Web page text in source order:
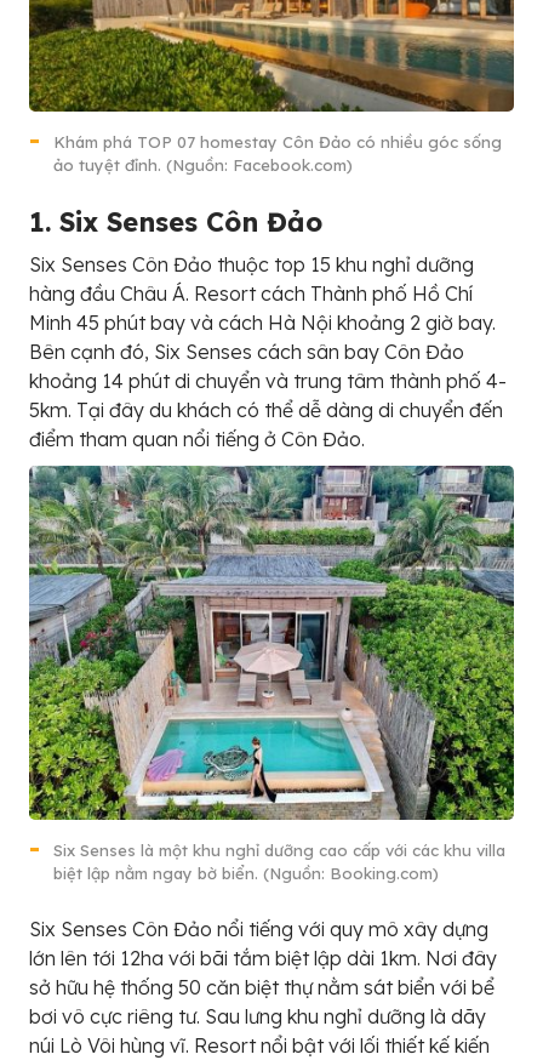
Khám phá TOP 07 homestay Côn Đảo có nhiều góc sống
ảo tuyệt đỉnh. (Nguồn: Facebook.com)
1. Six Senses Côn Đảo
Six Senses Côn Đảo thuộc top 15 khu nghỉ dưỡng
hàng đầu Châu Á. Resort cách Thành phố Hồ Chí
Minh 45 phút bay và cách Hà Nội khoảng 2 giờ bay.
Bên cạnh đó, Six Senses cách sân bay Côn Đảo
khoảng 14 phút di chuyển và trung tâm thành phố 4-
5km. Tại đây du khách có thể dễ dàng di chuyển đến
điểm tham quan nổi tiếng ở Côn Đảo.
Six Senses là một khu nghỉ dưỡng cao cấp với các khu villa
biệt lập nằm ngay bờ biển. (Nguồn: Booking.com)
Six Senses Côn Đảo nổi tiếng với quy mô xây dựng
lớn lên tới 12ha với bãi tắm biệt lập dài 1km. Nơi đây
sở hữu hệ thống 50 căn biệt thự nằm sát biển với bể
bơi vô cực riêng tư. Sau lưng khu nghỉ dưỡng là dãy
núi Lò Vôi hùng vĩ. Resort nổi bật với lối thiết kế kiến